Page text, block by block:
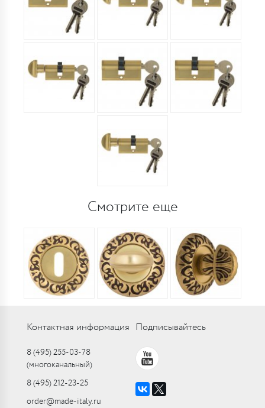
Смотрите еще
Контактная информация
8 (495) 255-03-78
(многоканальный)
8 (495) 212-23-25
order@made-italy.ru
Подписывайтесь